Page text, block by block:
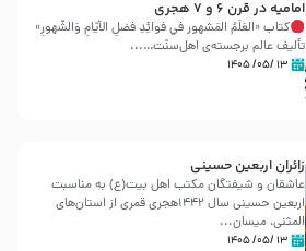
امامیه در قرن ۶ و ۷ هجری
کتاب «العَلَمُ المَشهور في فَوائِدِ فَضلِ الأيّامِ وَالشُّهورِ»
تألیف عالم برجسته‌ی اهل‌سنّت…...
۱۳ /۰۵/ ۱۴۰۵
زائران اربعین حسینی
عاشقان و شیفتگان مکتب اهل بیت(ع) به مناسبت
اربعین حسینی سال ۱۴۴۲هجری قمری از استان‌های
المثنی، میسان...
۱۳ /۰۵/ ۱۴۰۵